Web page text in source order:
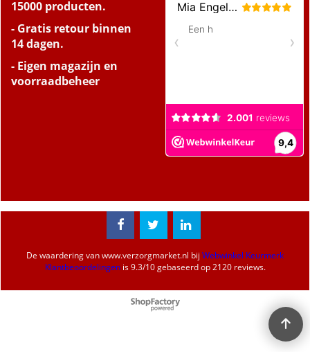
15000 producten.
- Gratis retour binnen
14 dagen.
- Eigen magazijn en
voorraadbeheer
De waardering vanwww.verzorgmarket.nl bij Webwinkel Keurmerk
Klantbeoordelingenis9.3/10gebaseerd op 2120 reviews.
Webwinkel gemaakt met
ShopFactory webwinkel